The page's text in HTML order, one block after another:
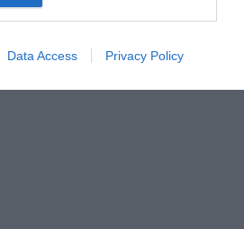
Data Access Privacy Policy